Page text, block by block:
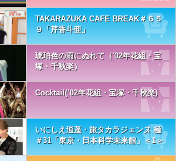
TAKARAZUKA CAFE BREAK＃６５
９「芹香斗亜」
琥珀色の雨にぬれて（'02年花組・宝
塚・千秋楽）
Cocktail(’02年花組・宝塚・千秋楽)
いにしえ逍遥・旅タカラジェンヌ 極
＃31「東京・日本科学未来館」＜1＞